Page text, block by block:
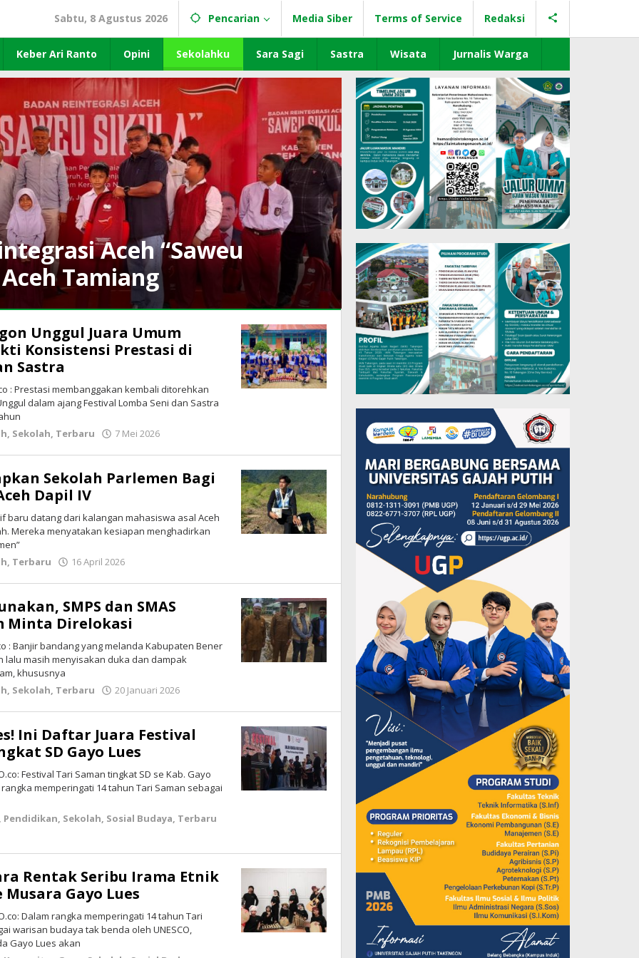
Sabtu, 8 Agustus 2026 Pencarian Media Siber Terms of Service Redaksi
Keber Ari Ranto Opini Sekolahku Sara Sagi Sastra Wisata Jurnalis Warga
Aceh “Saweu
Tamiang
Unggul Juara Umum
Konsistensi Prestasi di
Sastra
: Prestasi membanggakan kembali ditorehkan
dalam ajang Festival Lomba Seni dan Sastra
, Sekolah, Terbaru 7 Mei 2026
Sekolah Parlemen Bagi
Dapil IV
baru datang dari kalangan mahasiswa asal Aceh
Mereka menyatakan kesiapan menghadirkan
, Terbaru 16 April 2026
SMPS dan SMAS
Minta Direlokasi
: Banjir bandang yang melanda Kabupaten Bener
lalu masih menyisakan duka dan dampak
khususnya
, Sekolah, Terbaru 20 Januari 2026
Ini Daftar Juara Festival
SD Gayo Lues
Festival Tari Saman tingkat SD se Kab. Gayo
memperingati 14 tahun Tari Saman sebagai
Pendidikan, Sekolah, Sosial Budaya, Terbaru
Rentak Seribu Irama Etnik
Gayo Lues
Dalam rangka memperingati 14 tahun Tari
warisan budaya tak benda oleh UNESCO,
Gayo Lues akan